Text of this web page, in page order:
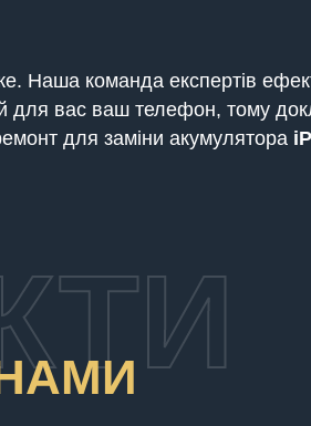
Наша команда експертів
для вас ваш телефон, тому
для заміни акумулятора